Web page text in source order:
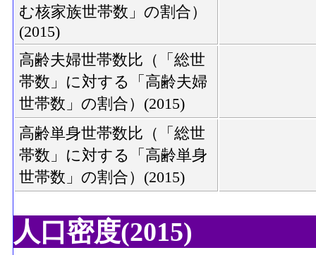
む核家族世帯数」の割合）
(2015)
高齢夫婦世帯数比（「総世
帯数」に対する「高齢夫婦
世帯数」の割合）(2015)
高齢単身世帯数比（「総世
帯数」に対する「高齢単身
世帯数」の割合）(2015)
人口密度(2015)